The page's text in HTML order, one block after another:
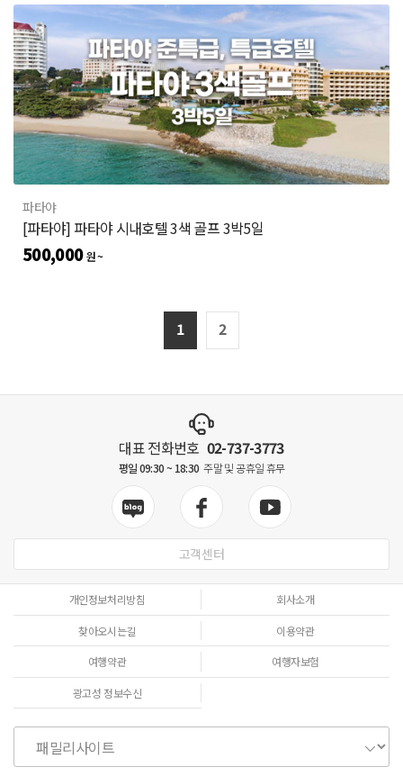
파타야
[파타야] 파타야 시내호텔 3색 골프 3박5일
500,000 원 ~
1 2
대표 전화번호 02-737-3773
평일 09:30 ~ 18:30 주말 및 공휴일 휴무
고객센터
개인정보처리방침 회사소개
찾아오시는길 이용약관
여행약관 여행자보험
광고성 정보수신